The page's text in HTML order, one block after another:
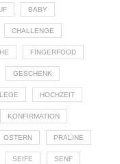
BABY
CHALLENGE
FINGERFOOD
GESCHENK
HOCHZEIT
KONFIRMATION
OSTERN PRALINE
SEIFE SENF